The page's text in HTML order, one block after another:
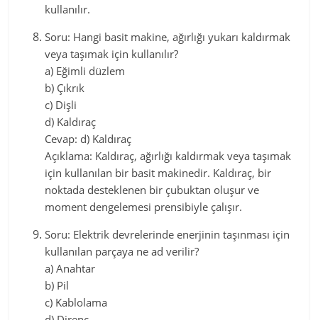
kullanılır.
Soru: Hangi basit makine, ağırlığı yukarı kaldırmak
veya taşımak için kullanılır?
a) Eğimli düzlem
b) Çıkrık
c) Dişli
d) Kaldıraç
Cevap: d) Kaldıraç
Açıklama: Kaldıraç, ağırlığı kaldırmak veya taşımak
için kullanılan bir basit makinedir. Kaldıraç, bir
noktada desteklenen bir çubuktan oluşur ve
moment dengelemesi prensibiyle çalışır.
Soru: Elektrik devrelerinde enerjinin taşınması için
kullanılan parçaya ne ad verilir?
a) Anahtar
b) Pil
c) Kablolama